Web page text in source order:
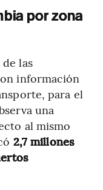
por zona
las
información
para el
una
al mismo
2,7 millones